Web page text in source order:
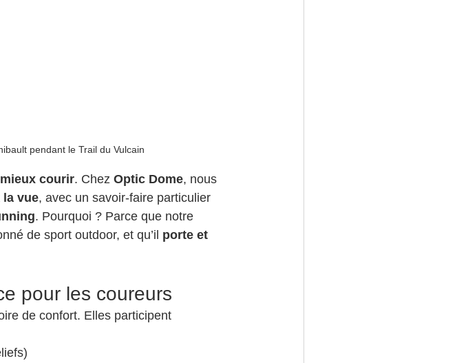
pendant le Trail du Vulcain
courir. Chez Optic Dome, nous
la vue, avec un savoir-faire particulier
. Pourquoi ? Parce que notre
de sport outdoor, et qu’il porte et
pour les coureurs
de confort. Elles participent